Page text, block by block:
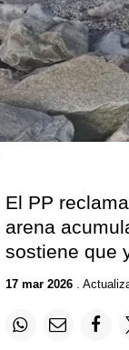
El PP
arena
sostiene que
17 mar 2026.